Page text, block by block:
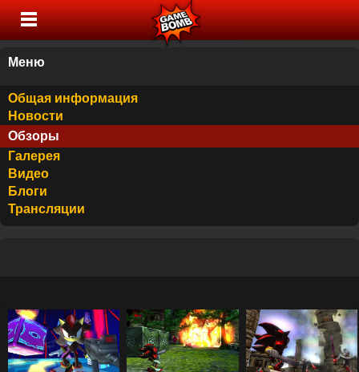
Меню
Общая информация
Новости
Обзоры
Галерея
Видео
Блоги
Трансляции